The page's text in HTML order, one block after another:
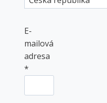
E-
mailová
adresa
*
v